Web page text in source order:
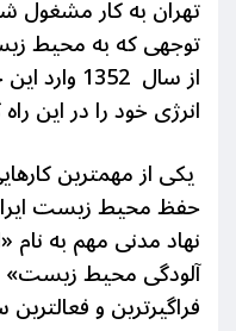
تهران به کار مشغول
توجهی که به محیط
از سال
انرژی خود را در این
یکی از مهمترین
حفظ محیط زیست
نهاد مدنی مهم به نام
آلودگی محیط
فراگیرترین و